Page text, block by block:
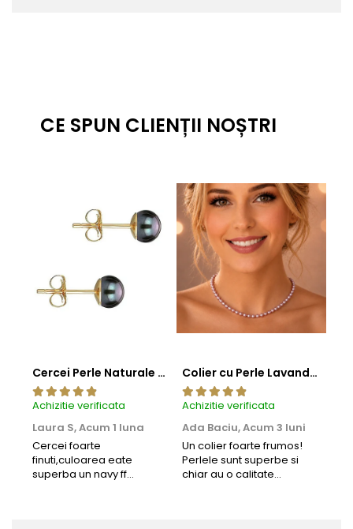
CE SPUN CLIENȚII NOȘTRI
Cercei Perle Naturale Negre 5-6 mm, Buton AAA, Aur 14K (aur 585), Tip Șurub | KASKADDA®
Achizitie verificata
Laura S,Acum 1 luna
Cercei foarte
finuti,culoarea eate
superba un navy ff
Colier cu Perle Lavanda la Baza Gatului, de 4-5 mm, Perle Rare, Calitate AAA+, Aur 14K | KASKADDA®
Achizitie verificata
Ada Baciu,Acum 3 luni
Un colier foarte frumos!
Perlele sunt superbe si
chiar au o calitate